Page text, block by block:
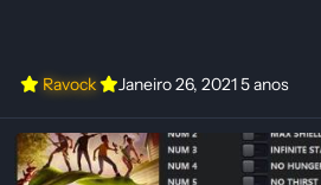
Ravock Janeiro 26, 20215 anos
Trainer Grounded {FLiNG}